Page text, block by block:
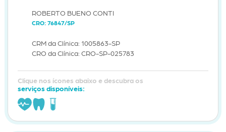
ROBERTO BUENO CONTI
CRO: 76847/SP
CRM da Clínica: 1005863-SP
CRO da Clínica: CRO-SP-025783
Clique nos ícones abaixo e descubra os
serviços disponíveis: